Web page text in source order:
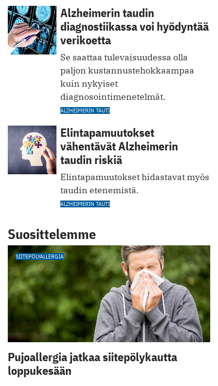
Alzheimerin taudin
diagnostiikassa voi hyödyntää
verikoetta
Se saattaa tulevaisuudessa olla
paljon kustannustehokkaampaa
kuin nykyiset
diagnosointimenetelmät.
ALZHEIMERIN TAUTI
Elintapamuutokset
vähentävät Alzheimerin
taudin riskiä
Elintapamuutokset hidastavat myös
taudin etenemistä.
ALZHEIMERIN TAUTI
Suosittelemme
SIITEPÖLYALLERGIA
Pujoallergia jatkaa siitepölykautta
loppukesään